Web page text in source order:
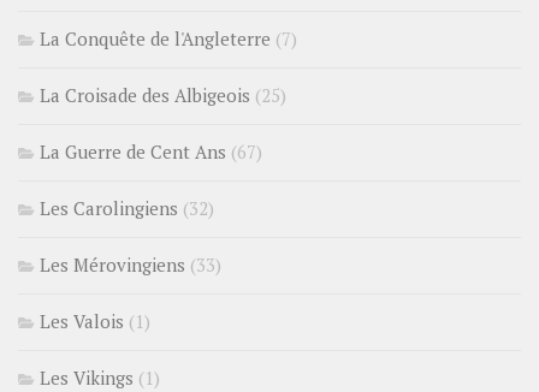
La Conquête de l'Angleterre (7)
La Croisade des Albigeois (25)
La Guerre de Cent Ans (67)
Les Carolingiens (32)
Les Mérovingiens (33)
Les Valois (1)
Les Vikings (1)